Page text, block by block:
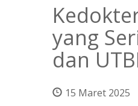
yang
dan
15 Maret 2025